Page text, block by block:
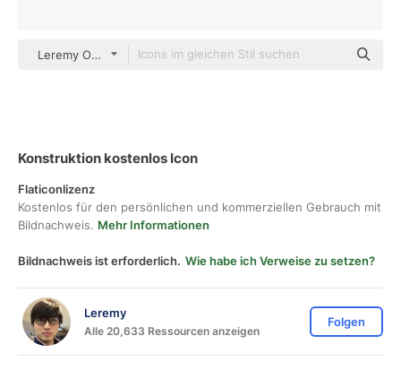
Leremy Others
Konstruktion kostenlos Icon
Flaticonlizenz
Kostenlos für den persönlichen und kommerziellen Gebrauch mit
Bildnachweis. Mehr Informationen
Bildnachweis ist erforderlich. Wie habe ich Verweise zu setzen?
Leremy
Alle 20,633 Ressourcen anzeigen
Folgen